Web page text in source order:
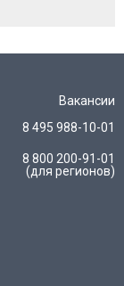
Вакансии
8 495 988-10-01
8 800 200-91-01
(для регионов)